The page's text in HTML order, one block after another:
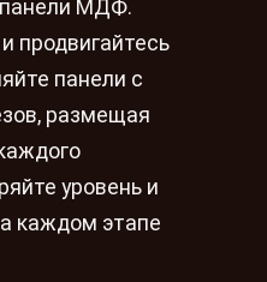
панели МДФ.
продвигайтесь
панели с
размещая
уровень и
каждом этапе